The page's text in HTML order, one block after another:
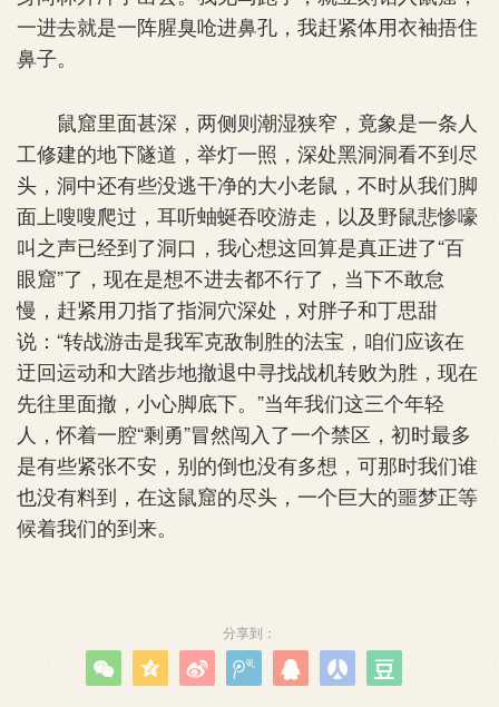
一进去就是一阵腥臭呛进鼻孔，我赶紧体用衣袖捂住
鼻子。
鼠窟里面甚深，两侧则潮湿狭窄，竟象是一条人
工修建的地下隧道，举灯一照，深处黑洞洞看不到尽
头，洞中还有些没逃干净的大小老鼠，不时从我们脚
面上嗖嗖爬过，耳听蚰蜒吞咬游走，以及野鼠悲惨嚎
叫之声已经到了洞口，我心想这回算是真正进了“百
眼窟”了，现在是想不进去都不行了，当下不敢怠
慢，赶紧用刀指了指洞穴深处，对胖子和丁思甜
说：“转战游击是我军克敌制胜的法宝，咱们应该在
迂回运动和大踏步地撤退中寻找战机转败为胜，现在
先往里面撤，小心脚底下。”当年我们这三个年轻
人，怀着一腔“剩勇”冒然闯入了一个禁区，初时最多
是有些紧张不安，别的倒也没有多想，可那时我们谁
也没有料到，在这鼠窟的尽头，一个巨大的噩梦正等
候着我们的到来。
分享到：
      